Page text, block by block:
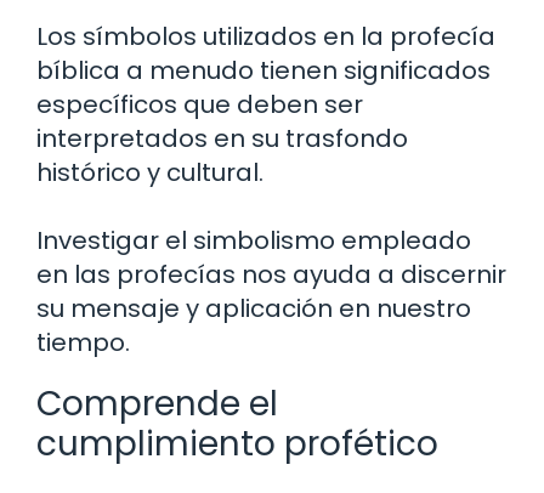
Los símbolos utilizados en la profecía
bíblica a menudo tienen significados
específicos que deben ser
interpretados en su trasfondo
histórico y cultural.
Investigar el simbolismo empleado
en las profecías nos ayuda a discernir
su mensaje y aplicación en nuestro
tiempo.
Comprende el
cumplimiento profético